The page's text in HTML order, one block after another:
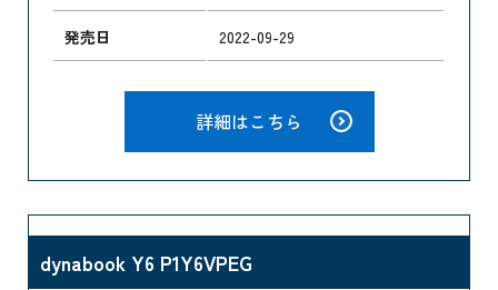
発売日 2022-09-29
詳細はこちら
dynabook Y6 P1Y6VPEG